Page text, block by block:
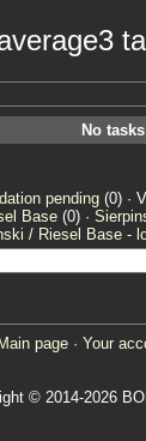
No
pending (0) ·
Base(0) ·
/ Riesel Base -
Main page · Your
© 2014-2026